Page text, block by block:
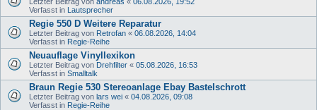
Verfasst in Lautsprecher
Regie 550 D Weitere Reparatur
Letzter Beitrag von Retrofan « 06.08.2026, 14:04
Verfasst in Regie-Reihe
Neuauflage Vinyllexikon
Letzter Beitrag von Drehfilter « 05.08.2026, 16:53
Verfasst in Smalltalk
Braun Regie 530 Stereoanlage Ebay Bastelschrott
Letzter Beitrag von lars wei « 04.08.2026, 09:08
Verfasst in Regie-Reihe